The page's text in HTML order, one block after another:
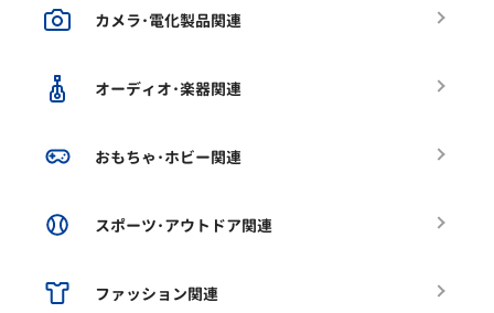
カメラ･電化製品関連
オーディオ･楽器関連
おもちゃ･ホビー関連
スポーツ･アウトドア関連
ファッション関連